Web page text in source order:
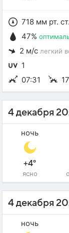
718 мм рт. ст.
47%
2 м/с легкий
1
07:31
4 декабря
ночь
+4°
ясно
4 декабря
ночь